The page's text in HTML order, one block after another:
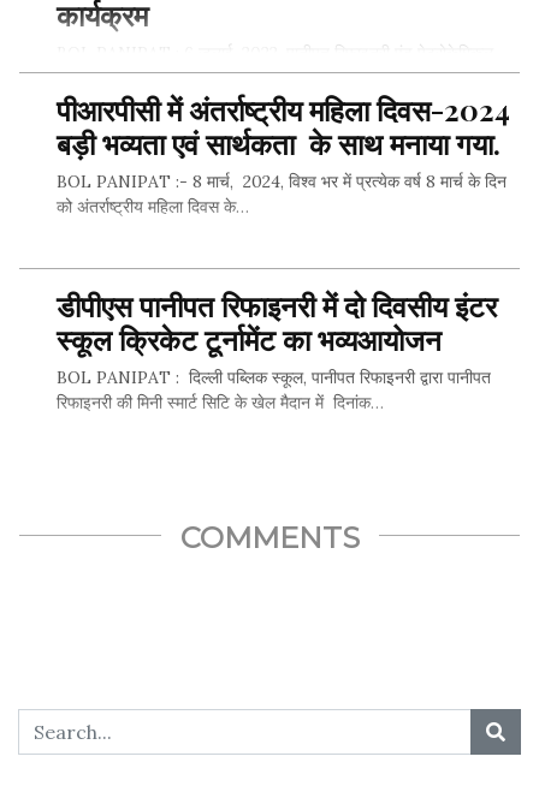
कार्यक्रम
BOL PANIPAT : 6 जुलाई, 2022, पानीपत रिफाइनरी एंड पेट्रोकेमिकल
कॉम्प्लेक्स (पीआरपीसी) की टीम सीएसआर ने 1 से 15 जुलाई,…
SHARE THIS...
पीआरपीसी में अंतर्राष्ट्रीय महिला दिवस-2024
बड़ी भव्यता एवं सार्थकता के साथ मनाया गया.
BOL PANIPAT :- 8 मार्च, 2024, विश्व भर में प्रत्येक वर्ष 8 मार्च के दिन
को अंतर्राष्ट्रीय महिला दिवस के…
SHARE THIS...
डीपीएस पानीपत रिफाइनरी में दो दिवसीय इंटर
स्कूल क्रिकेट टूर्नामेंट का भव्यआयोजन
BOL PANIPAT : दिल्ली पब्लिक स्कूल, पानीपत रिफाइनरी द्वारा पानीपत
रिफाइनरी की मिनी स्मार्ट सिटि के खेल मैदान में दिनांक…
COMMENTS